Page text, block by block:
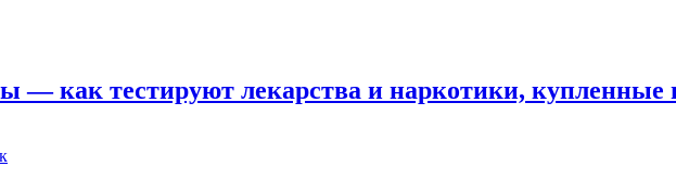
— как тестируют лекарства и наркотики, купленные